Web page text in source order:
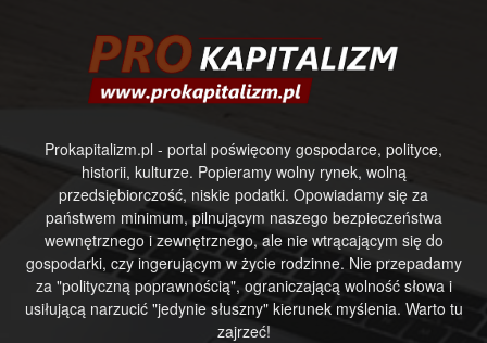
Prokapitalizm.pl - portal poświęcony gospodarce, polityce,
historii, kulturze. Popieramy wolny rynek, wolną
przedsiębiorczość, niskie podatki. Opowiadamy się za
państwem minimum, pilnującym naszego bezpieczeństwa
wewnętrznego i zewnętrznego, ale nie wtrącającym się do
gospodarki, czy ingerującym w życie rodzinne. Nie przepadamy
za "polityczną poprawnością", ograniczającą wolność słowa i
usiłującą narzucić "jedynie słuszny" kierunek myślenia. Warto tu
zajrzeć!